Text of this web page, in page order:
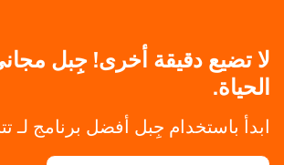
لا تضيع دقيقة أخرى! جِبل
الحياة.
ابدأ باستخدام جِبل أفضل برنامج لـ